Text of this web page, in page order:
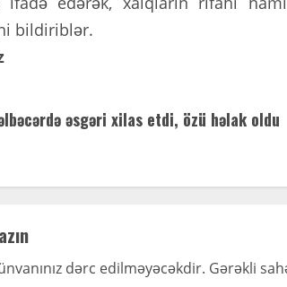
bildiriblər.
əsgəri xilas etdi, özü həlak oldu
dərc edilməyəcəkdir. Gərəkli